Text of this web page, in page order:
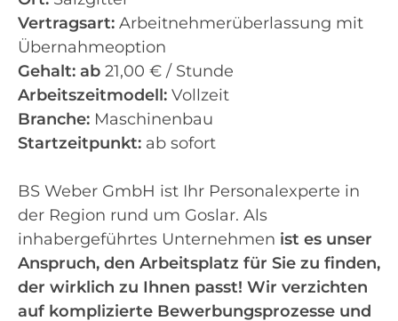
Vertragsart: Arbeitnehmerüberlassung mit
Übernahmeoption
Gehalt: ab 21,00 € / Stunde
Arbeitszeitmodell: Vollzeit
Branche: Maschinenbau
Startzeitpunkt: ab sofort
BS Weber GmbH ist Ihr Personalexperte in
der Region rund um Goslar. Als
inhabergeführtes Unternehmen ist es unser
Anspruch, den Arbeitsplatz für Sie zu finden,
der wirklich zu Ihnen passt! Wir verzichten
auf komplizierte Bewerbungsprozesse und